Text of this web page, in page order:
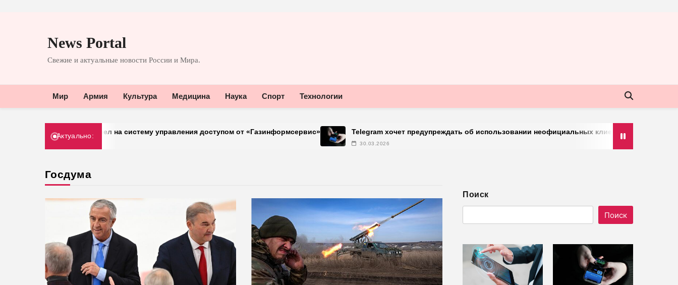
News Portal
Свежие и актуальные новости России и Мира.
Мир Армия Культура Медицина Наука Спорт Технологии
Актуально:
«Добрый» перешел на систему управления доступом от «Газинформсервис» Telegram хочет предупреждать об использовании неофициальных клиентов мессенджера
30.03.2026
Госдума
Поиск
Поиск